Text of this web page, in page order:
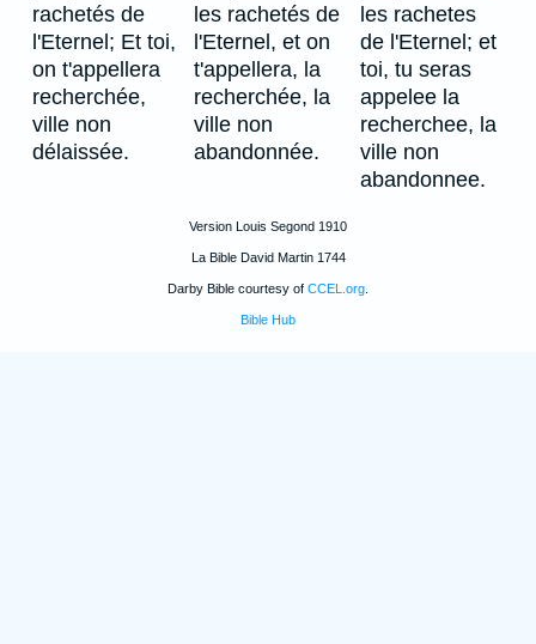
rachetés de
l'Eternel; Et toi,
on t'appellera
recherchée,
ville non
délaissée.
les rachetés de
l'Eternel, et on
t'appellera, la
recherchée, la
ville non
abandonnée.
les rachetes
de l'Eternel; et
toi, tu seras
appelee la
recherchee, la
ville non
abandonnee.
Version Louis Segond 1910
La Bible David Martin 1744
Darby Bible courtesy of CCEL.org
Bible Hub